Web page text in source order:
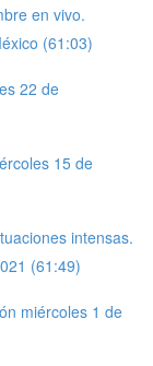
en vivo.
(61:03)
22 de
15 de
intensas.
(61:49)
miércoles 1 de